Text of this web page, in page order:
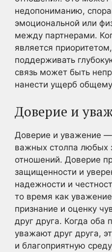
недопониманию,
эмоциональной или
между партнерами.
является
поддерживать
связь может быть
нанести ущерб
Доверие и
Доверие и уважение
важных столпа любых
отношений. Доверие
защищенности и
надежности и
то время как
признание и оценку
друг друга. Когда оба
уважают друг друга,
и благоприятную